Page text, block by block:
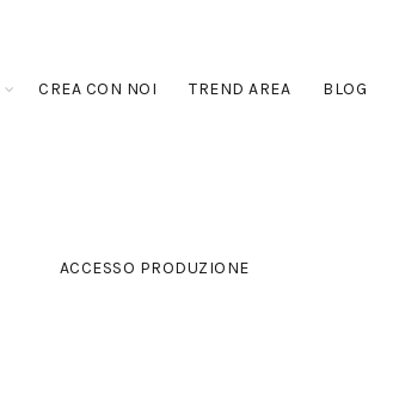
CREA CON NOI TREND AREA BLOG
ACCESSO PRODUZIONE